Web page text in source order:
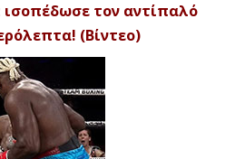
ισοπέδωσε τον αντίπαλό
(Βίντεο)